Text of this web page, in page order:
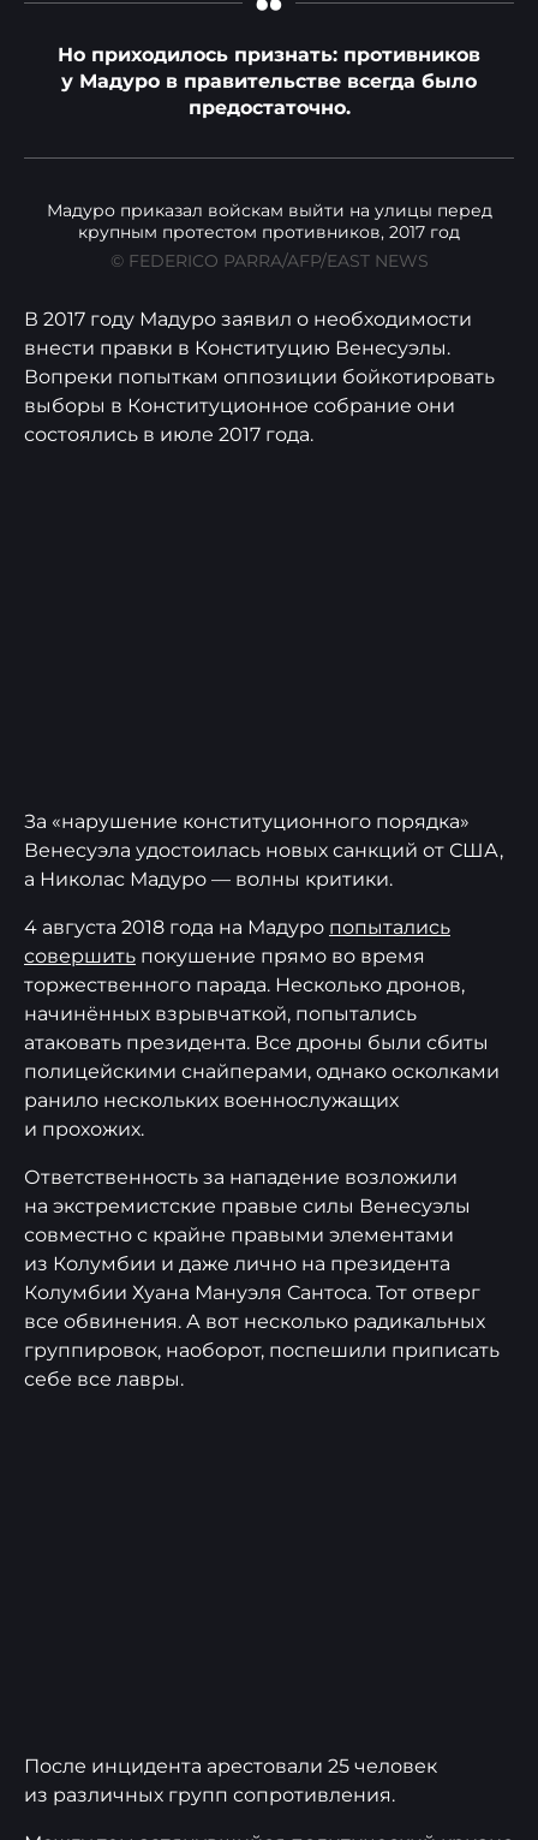
Но приходилось признать: противников
у Мадуро в правительстве всегда было
предостаточно.
Мадуро приказал войскам выйти на улицы перед
крупным протестом противников, 2017 год
© FEDERICO PARRA/AFP/EAST NEWS
В 2017 году Мадуро заявил о необходимости
внести правки в Конституцию Венесуэлы.
Вопреки попыткам оппозиции бойкотировать
выборы в Конституционное собрание они
состоялись в июле 2017 года.
За «нарушение конституционного порядка»
Венесуэла удостоилась новых санкций от США,
а Николас Мадуро — волны критики.
4 августа 2018 года на Мадуро попытались
совершить покушение прямо во время
торжественного парада. Несколько дронов,
начинённых взрывчаткой, попытались
атаковать президента. Все дроны были сбиты
полицейскими снайперами, однако осколками
ранило нескольких военнослужащих
и прохожих.
Ответственность за нападение возложили
на экстремистские правые силы Венесуэлы
совместно с крайне правыми элементами
из Колумбии и даже лично на президента
Колумбии Хуана Мануэля Сантоса. Тот отверг
все обвинения. А вот несколько радикальных
группировок, наоборот, поспешили приписать
себе все лавры.
После инцидента арестовали 25 человек
из различных групп сопротивления.